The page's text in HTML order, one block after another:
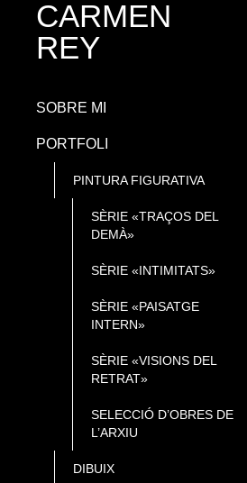
CARMEN
REY
SOBRE MI
PORTFOLI
PINTURA FIGURATIVA
SÈRIE «TRAÇOS DEL
DEMÀ»
SÈRIE «INTIMITATS»
SÈRIE «PAISATGE
INTERN»
SÈRIE «VISIONS DEL
RETRAT»
SELECCIÓ D’OBRES DE
L’ARXIU
DIBUIX